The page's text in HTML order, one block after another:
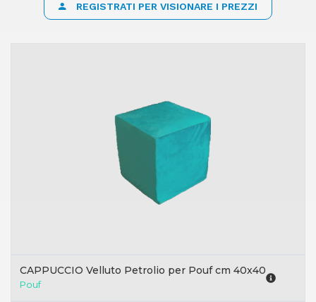
REGISTRATI PER VISIONARE I PREZZI
CAPPUCCIO Velluto Petrolio per Pouf cm 40x40
Pouf